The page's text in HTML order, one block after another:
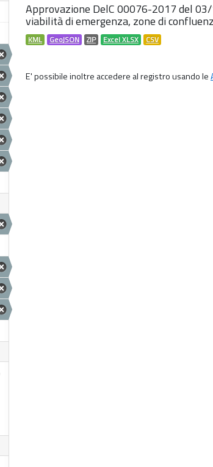
Approvazione DelC 00076-2017 del
viabilità di emergenza, zone di
KML GeoJSON ZIP Excel XLSX CSV
E' possibile inoltre accedere al registro usando le